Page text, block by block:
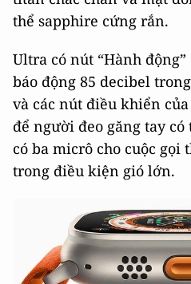
thể sapphire cứng rắn.
Ultra có nút “Hành
báo động 85 decibel
và các nút điều khiển
để người đeo găng tay
có ba micrô cho cuộc gọi
trong điều kiện gió lớn.